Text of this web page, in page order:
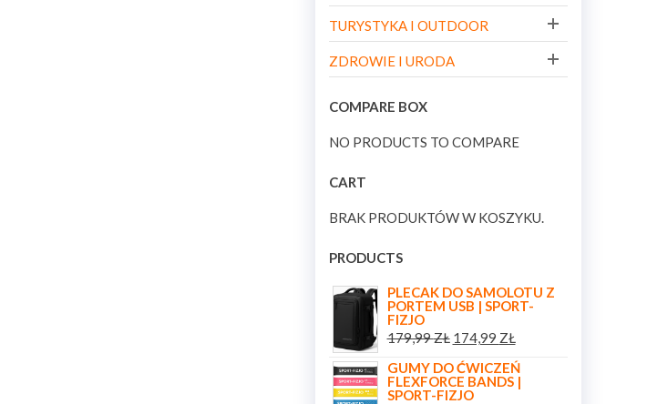
TURYSTYKA I OUTDOOR
ZDROWIE I URODA
COMPARE BOX
NO PRODUCTS TO COMPARE
CART
BRAK PRODUKTÓW W KOSZYKU.
PRODUCTS
PLECAK DO SAMOLOTU Z
PORTEM USB | SPORT-
FIZJO
179,99ZŁ 174,99 ZŁ
GUMY DO ĆWICZEŃ
FLEXFORCE BANDS |
SPORT-FIZJO